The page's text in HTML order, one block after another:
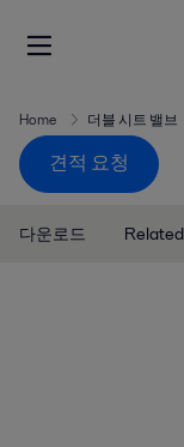
Home 더블 시트 밸브
견적 요청
다운로드